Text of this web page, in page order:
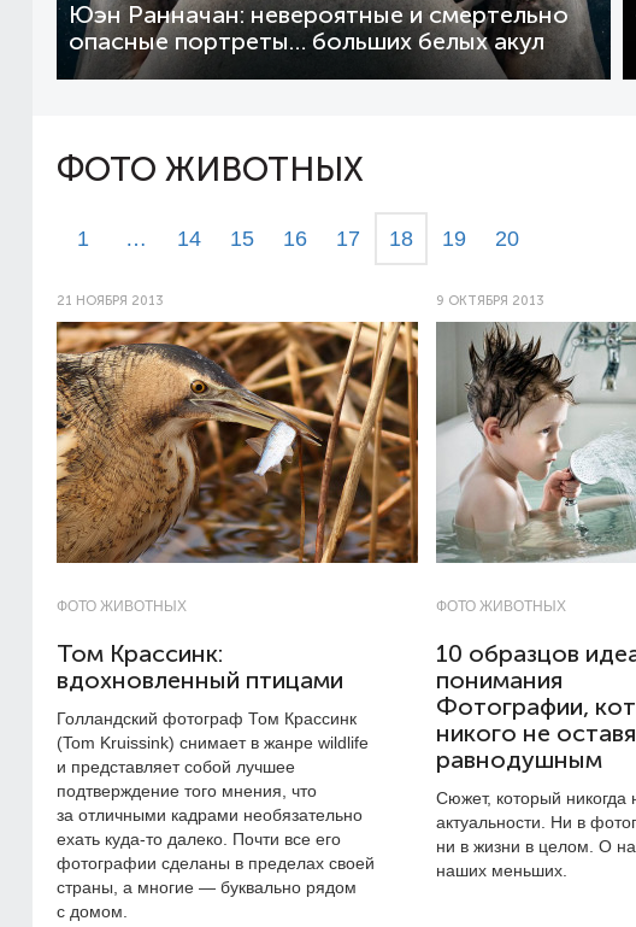
Юэн Ранначан: невероятные и смертельно
опасные портреты… больших белых акул
ФОТО ЖИВОТНЫХ
1 … 14 15 16 17 18 19 20
21 НОЯБРЯ 2013
ФОТО ЖИВОТНЫХ
Том Крассинк:
вдохновленный птицами
Голландский фотограф Том Крассинк
(Tom Kruissink) снимает в жанре wildlife
и представляет собой лучшее
подтверждение того мнения, что
за отличными кадрами необязательно
ехать куда-то далеко. Почти все его
фотографии сделаны в пределах своей
страны, а многие — буквально рядом
с домом.
9 ОКТЯБРЯ 2013
ФОТО ЖИВОТНЫХ
10 образцов
понимания
Фотографии,
никого не
равнодушным
Сюжет, который никогда
актуальности. Ни в
ни в жизни в целом. О
наших меньших.